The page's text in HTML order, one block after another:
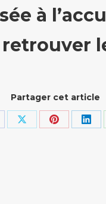
à
Partager cet article
PartagerPartager